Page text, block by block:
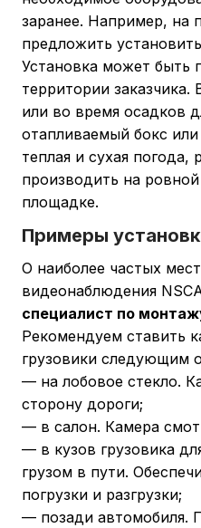
заранее. Например,
предложить
Установка может быть
территории
или во время осадков
отапливаемый бокс
теплая и сухая
производить на
площадке.
Примеры
О наиболее частых
видеонаблюдения
специалист по
Рекомендуем ставить
грузовики следующим
— на лобовое стекло.
сторону дороги;
— в салон. Камера
— в кузов грузовика
грузом в пути.
погрузки и разгрузки;
— позади автомобиля.